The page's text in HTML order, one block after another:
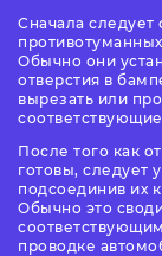
Сначала следует
Обычно они
отверстия в
вырезать или
После того как
готовы, следует
подсоединив их
Обычно это
проводке